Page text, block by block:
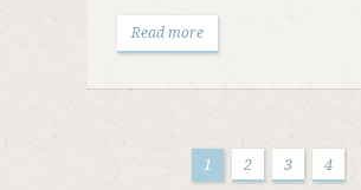
Read more
1 2 3 4